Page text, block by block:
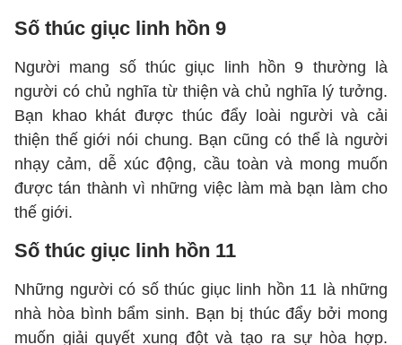
Số thúc giục linh hồn 9
Người mang số thúc giục linh hồn 9 thường là
người có chủ nghĩa từ thiện và chủ nghĩa lý tưởng.
Bạn khao khát được thúc đẩy loài người và cải
thiện thế giới nói chung. Bạn cũng có thể là người
nhạy cảm, dễ xúc động, cầu toàn và mong muốn
được tán thành vì những việc làm mà bạn làm cho
thế giới.
Số thúc giục linh hồn 11
Những người có số thúc giục linh hồn 11 là những
nhà hòa bình bẩm sinh. Bạn bị thúc đẩy bởi mong
muốn giải quyết xung đột và tạo ra sự hòa hợp.